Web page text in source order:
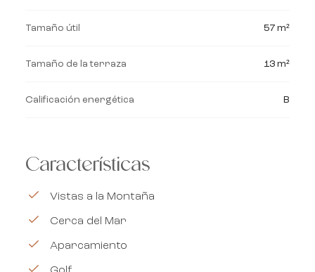
Tamaño útil 57 m²
Tamaño de la terraza 13 m²
Calificación energética B
Características
Vistas a la Montaña
Cerca del Mar
Aparcamiento